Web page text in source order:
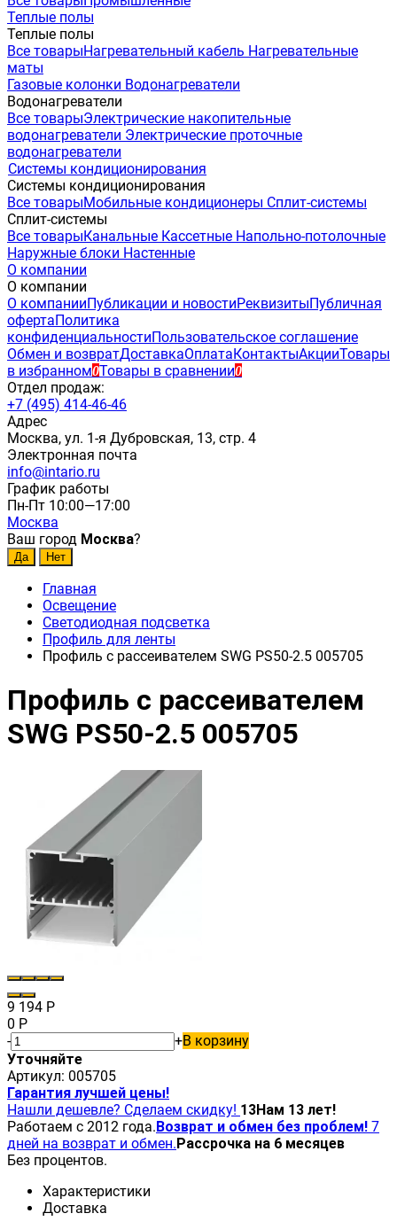
Теплые полы
Теплые полы
Все товарыНагревательный кабель Нагревательные
маты
Газовые колонки Водонагреватели
Водонагреватели
Все товарыЭлектрические накопительные
водонагреватели Электрические проточные
водонагреватели
Системы кондиционирования
Системы кондиционирования
Все товарыМобильные кондиционеры Сплит-системы
Сплит-системы
Все товарыКанальные Кассетные Напольно-потолочные
Наружные блоки Настенные
О компании
О компании
О компанииПубликации и новостиРеквизитыПубличная
офертаПолитика
конфиденциальностиПользовательское соглашение
Обмен и возвратДоставкаОплатаКонтактыАкцииТовары
в избранном0Товары в сравнении0
Отдел продаж:
+7 (495) 414-46-46
Адрес
Москва, ул. 1-я Дубровская, 13, стр. 4
Электронная почта
info@intario.ru
График работы
Пн-Пт 10:00—17:00
Москва
Ваш город Москва?
Главная
Освещение
Светодиодная подсветка
Профиль для ленты
Профиль с рассеивателем SWG PS50-2.5 005705
Профиль с рассеивателем
SWG PS50-2.5 005705
9 194 Р
0 Р
-
+В корзину
Уточняйте
Артикул: 005705
Гарантия лучшей цены!
Нашли дешевле? Сделаем скидку! 13Нам 13 лет!
Работаем с 2012 года.Возврат и обмен без проблем! 7
дней на возврат и обмен.Рассрочка на 6 месяцев
Без процентов.
Характеристики
Доставка